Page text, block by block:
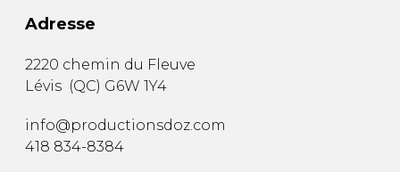
Adresse
2220 chemin du Fleuve
Lévis (QC) G6W 1Y4
info@productionsdoz.com
418 834-8384